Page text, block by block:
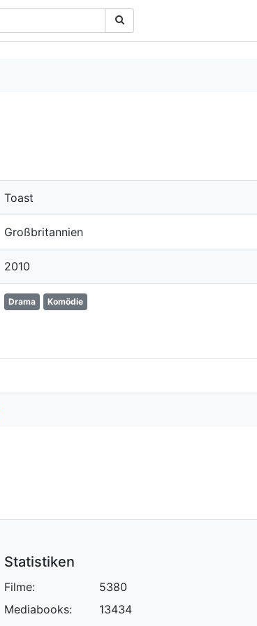
Toast
Großbritannien
2010
Drama Komödie
Statistiken
Filme:
Mediabooks:
5380
13434